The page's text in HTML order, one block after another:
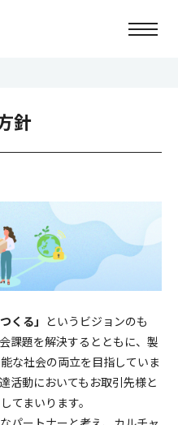
針
くる」 というビジョンのも
課題を解決するとともに、製
な社会の両立を目指していま
活動においてもお取引先様と
てまいります。